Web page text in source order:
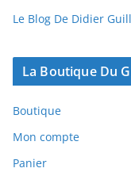
Le Blog De Didier
La Boutique Du
Boutique
Mon compte
Panier